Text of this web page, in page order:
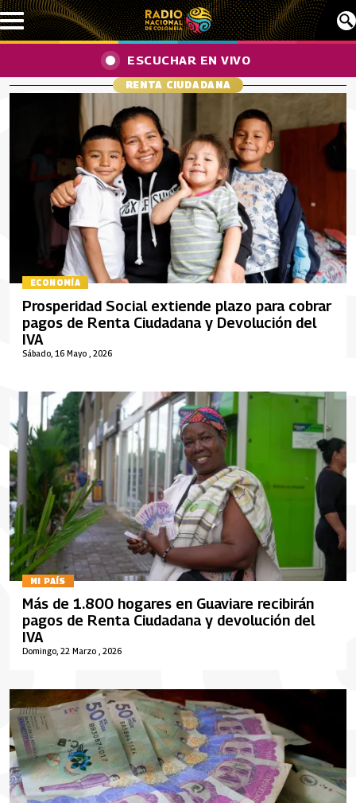
Pasar al contenido principal
ESCUCHAR EN VIVO
RENTA CIUDADANA
ECONOMÍA
Sábado, 16 Mayo , 2026
Prosperidad Social extiende plazo para cobrar
pagos de Renta Ciudadana y Devolución del
IVA
MI PAÍS
Domingo, 22 Marzo , 2026
Más de 1.800 hogares en Guaviare recibirán
pagos de Renta Ciudadana y devolución del
IVA